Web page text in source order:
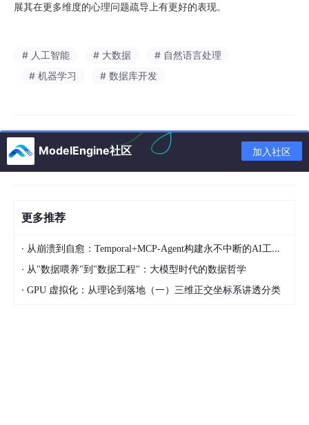
展其在更多维度的心理问题疏导上有更好的表现。
# 人工智能 # 大数据
# 自然语言处理
# 机器学习
# 数据库开发
ModelEngine社区 加入社区
更多推荐
· 从崩溃到自愈：Temporal+MCP-Agent构建永不中断的AI工作流
· 从"数据喂养"到"数据工程"：大模型时代的数据哲学
· GPU 虚拟化：从理论到落地（一）三维正交坐标系讲透分类